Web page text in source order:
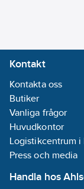
Materialklass
Kontakt
Kontakta oss
Butiker
Vanliga frågor
Huvudkontor
Logistikcentrum
Press och media
Handla hos